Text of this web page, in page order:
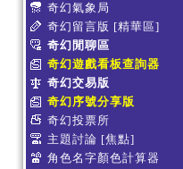
奇幻氣象局
奇幻留言版 [精華區]
奇幻閒聊區
奇幻遊戲看板查詢器
奇幻交易版
奇幻序號分享版
奇幻投票所
主題討論 [焦點]
角色名字顏色計算器